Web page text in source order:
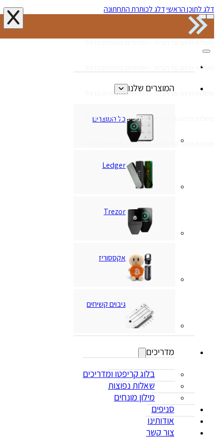
דלג לתוכן הראשידלג לכותרת התחתונה
משלוח חינם עד הבית - הסניפים פתוחים כרגיל
משלוח חינם עד הבית - הסניפים פתוחים כרגיל
משלוח חינם עד הבית - הסניפים פתוחים כרגיל
משלוח חינם עד הבית - הסניפים פתוחים כרגיל
המוצרים שלנו
כל המוצרים
Ledger
Trezor
אקססוריז
גיבוים קשיחים
מדריכים
בלוג קריפטו ומדריכים
שאלות נפוצות
מילון מונחים
סניפים
אודותינו
צור קשר